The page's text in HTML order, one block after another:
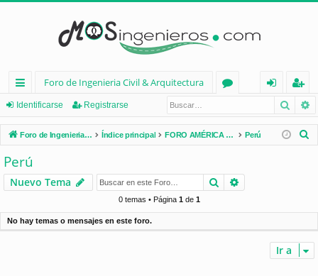
nl
ac
es
rá
pi
d
Foro de Ingenieria Civil & Arquitectura
os
nt
ifi
e
eg
ist
ra
Identificarse Registrarse
Foro de Ingenieria Civil & Arquitectura Índice principal FORO AMÉRICA LATINA Perú
r
Perú
Nuevo Tema Buscar
0 temas • Página 1de 1
No hay temas o mensajes en este foro.
Ir a